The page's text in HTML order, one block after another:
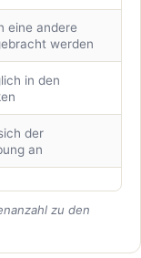
eine andere
werden
in den
der
an
zu den